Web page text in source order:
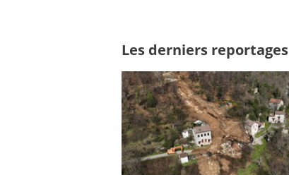
Les derniers reportages